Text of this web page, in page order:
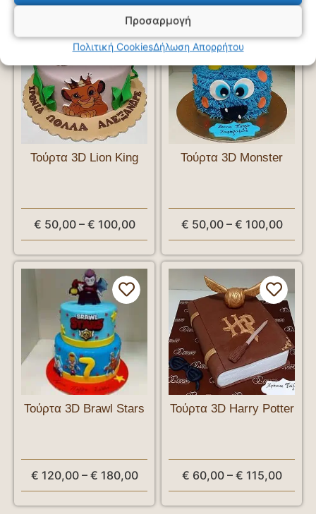
Προσαρμογή
Πολιτική CookiesΔήλωση Απορρήτου
Τούρτα 3D Lion King
€ 50,00 – € 100,00
Τούρτα 3D Monster
€ 50,00 – € 100,00
Τούρτα 3D Brawl Stars
€ 120,00 – € 180,00
Τούρτα 3D Harry Potter
€ 60,00 – € 115,00